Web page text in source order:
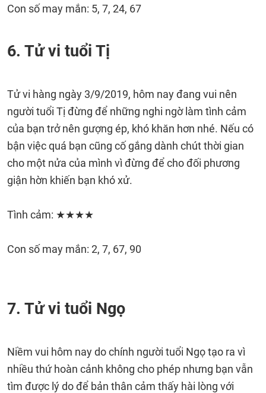
Con số may mắn: 5, 7, 24, 67
6. Tử vi tuổi Tị
Tử vi hàng ngày 3/9/2019, hôm nay đang vui nên
người tuổi Tị đừng để những nghi ngờ làm tình cảm
của bạn trở nên gượng ép, khó khăn hơn nhé. Nếu có
bận việc quá bạn cũng cố gắng dành chút thời gian
cho một nửa của mình vì đừng để cho đối phương
giận hờn khiến bạn khó xử.
Tình cảm: ★★★★
Con số may mắn: 2, 7, 67, 90
7. Tử vi tuổi Ngọ
Niềm vui hôm nay do chính người tuổi Ngọ tạo ra vì
nhiều thứ hoàn cảnh không cho phép nhưng bạn vẫn
tìm được lý do để bản thân cảm thấy hài lòng với